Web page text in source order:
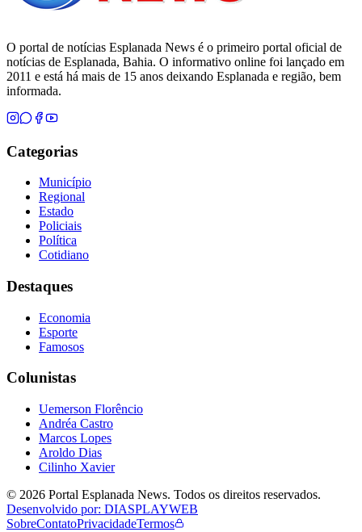
O portal de notícias Esplanada News é o primeiro portal oficial de
notícias de Esplanada, Bahia. O informativo online foi lançado em
2011 e está há mais de 15 anos deixando Esplanada e região, bem
informada.
Categorias
Município
Regional
Estado
Policiais
Política
Cotidiano
Destaques
Economia
Esporte
Famosos
Colunistas
Uemerson Florêncio
Andréa Castro
Marcos Lopes
Aroldo Dias
Cilinho Xavier
© 2026 Portal Esplanada News. Todos os direitos reservados.
Desenvolvido por: DIASPLAYWEB
SobreContatoPrivacidadeTermos